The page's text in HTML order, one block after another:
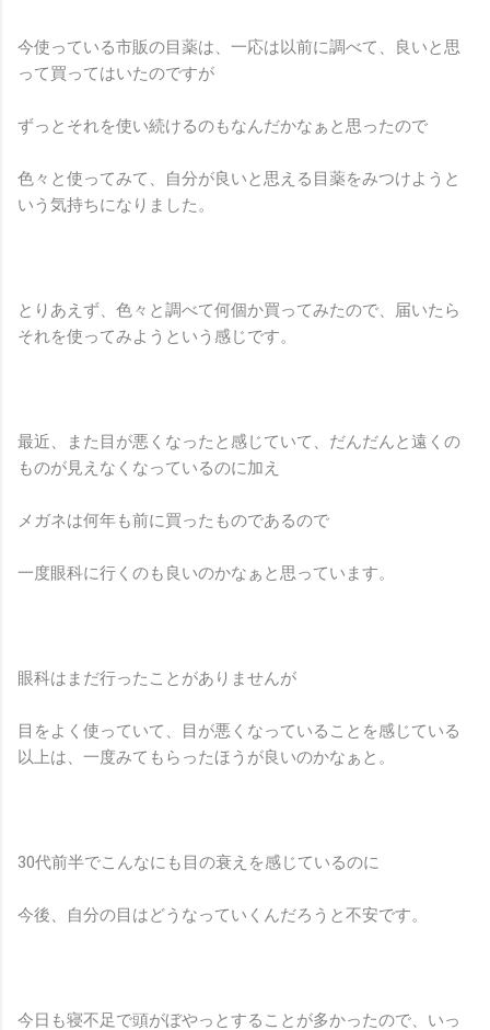
今使っている市販の目薬は、一応は以前に調べて、良いと思
って買ってはいたのですが
ずっとそれを使い続けるのもなんだかなぁと思ったので
色々と使ってみて、自分が良いと思える目薬をみつけようと
いう気持ちになりました。
とりあえず、色々と調べて何個か買ってみたので、届いたら
それを使ってみようという感じです。
最近、また目が悪くなったと感じていて、だんだんと遠くの
ものが見えなくなっているのに加え
メガネは何年も前に買ったものであるので
一度眼科に行くのも良いのかなぁと思っています。
眼科はまだ行ったことがありませんが
目をよく使っていて、目が悪くなっていることを感じている
以上は、一度みてもらったほうが良いのかなぁと。
30代前半でこんなにも目の衰えを感じているのに
今後、自分の目はどうなっていくんだろうと不安です。
今日も寝不足で頭がぼやっとすることが多かったので、いっ